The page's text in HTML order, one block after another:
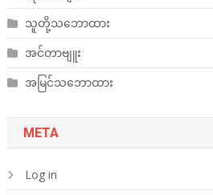
သူတို့သဘောထား
အင်တာဗျူး
အမြင်သဘောထား
META
Log in